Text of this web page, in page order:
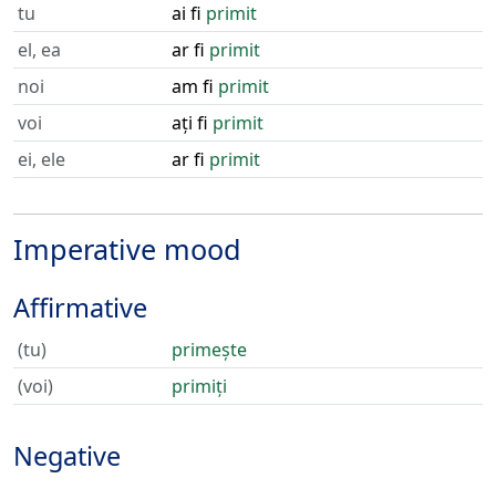
tu
ai fi primit
el, ea
ar fi primit
noi
am fi primit
voi
ați fi primit
ei, ele
ar fi primit
Imperative mood
Affirmative
(tu)
primește
(voi)
primiți
Negative